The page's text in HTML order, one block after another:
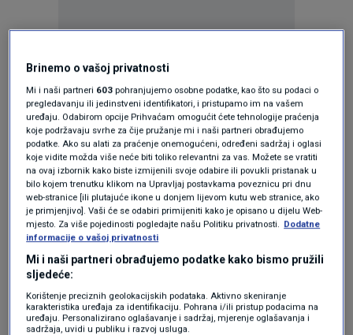
Oglas
Oglas
Brinemo o vašoj privatnosti
Mi i naši partneri 603 pohranjujemo osobne podatke, kao što su podaci o
pregledavanju ili jedinstveni identifikatori, i pristupamo im na vašem
uređaju. Odabirom opcije Prihvaćam omogućit ćete tehnologije praćenja
koje podržavaju svrhe za čije pružanje mi i naši partneri obrađujemo
podatke. Ako su alati za praćenje onemogućeni, određeni sadržaj i oglasi
koje vidite možda više neće biti toliko relevantni za vas. Možete se vratiti
na ovaj izbornik kako biste izmijenili svoje odabire ili povukli pristanak u
bilo kojem trenutku klikom na Upravljaj postavkama poveznicu pri dnu
web-stranice [ili plutajuće ikone u donjem lijevom kutu web stranice, ako
je primjenjivo]. Vaši će se odabiri primijeniti kako je opisano u dijelu Web-
mjesto. Za više pojedinosti pogledajte našu Politiku privatnosti.
Dodatne
informacije o vašoj privatnosti
Mi i naši partneri obrađujemo podatke kako bismo pružili
sljedeće:
Korištenje preciznih geolokacijskih podataka. Aktivno skeniranje
karakteristika uređaja za identifikaciju. Pohrana i/ili pristup podacima na
uređaju. Personalizirano oglašavanje i sadržaj, mjerenje oglašavanja i
sadržaja, uvidi u publiku i razvoj usluga.